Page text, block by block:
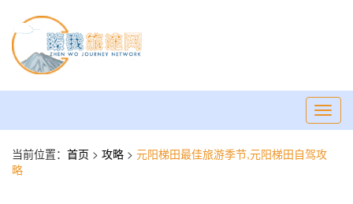
当前位置： 首页 > 攻略 > 元阳梯田最佳旅游季节,元阳梯田自驾攻
略